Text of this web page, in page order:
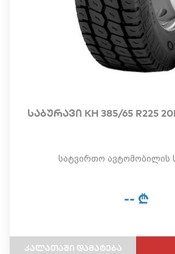
საბურავი KH 385/65 R225
სატვირთო ავტომობილის
-- ₾